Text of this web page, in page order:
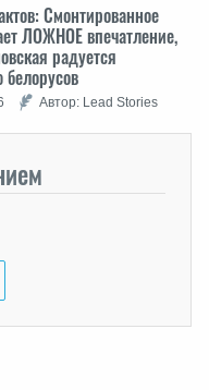
Cмонтированное
ЛОЖНОЕ впечатление,
радуется
Автор: Lead Stories